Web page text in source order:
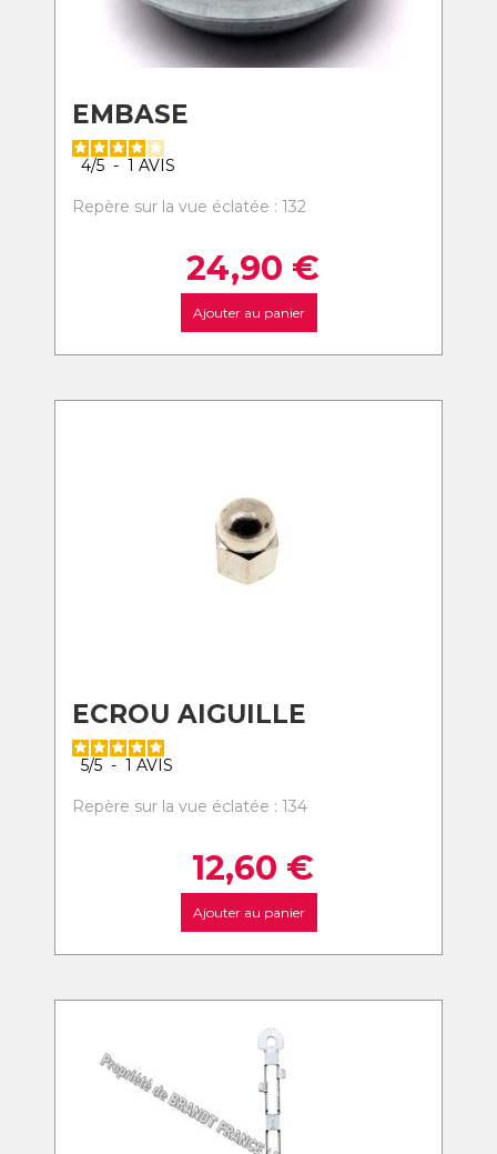
EMBASE
4/5 - 1 AVIS
Repère sur la vue éclatée : 132
24,90 €
Ajouter au panier
ECROU AIGUILLE
5/5 - 1 AVIS
Repère sur la vue éclatée : 134
12,60 €
Ajouter au panier